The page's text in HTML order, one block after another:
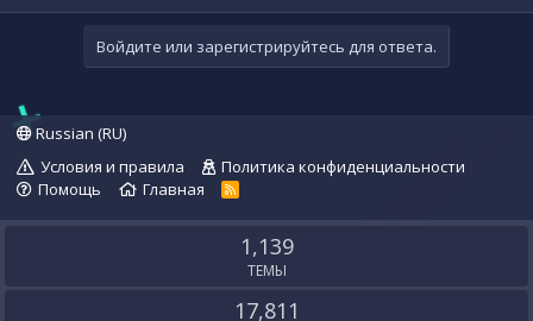
Войдите или зарегистрируйтесь для ответа.
Russian (RU)
Условия и правила
Политика конфиденциальности
Помощь
Главная
R
S
1,139
ТЕМЫ
17,811